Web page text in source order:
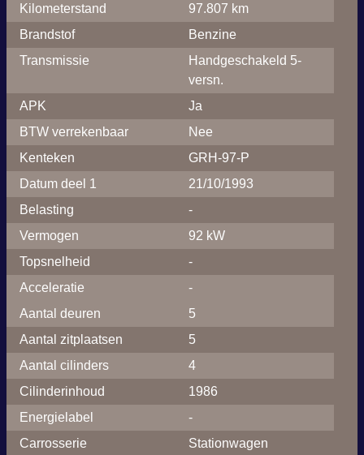
Kilometerstand
97.807 km
Brandstof
Benzine
Transmissie
Handgeschakeld 5-
versn.
APK
Ja
BTW verrekenbaar
Nee
Kenteken
GRH-97-P
Datum deel 1
21/10/1993
Belasting
-
Vermogen
92 kW
Topsnelheid
-
Acceleratie
-
Aantal deuren
5
Aantal zitplaatsen
5
Aantal cilinders
4
Cilinderinhoud
1986
Energielabel
-
Carrosserie
Stationwagen